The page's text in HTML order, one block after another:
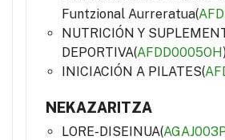
Funtzional Aurreratua(
NUTRICIÓN Y
DEPORTIVA(AFDD0005OH
INICIACIÓN A PILATES(
NEKAZARITZA
LORE-DISEINUA(